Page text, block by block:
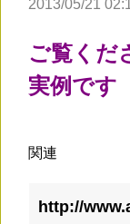
2013/05/21
ご覧くだ
実例です
関連
http://